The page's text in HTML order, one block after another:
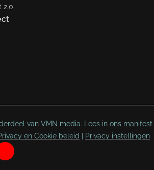
2.0
van VMN media. Lees in ons manifest
en Cookie beleid Privacy instellingen